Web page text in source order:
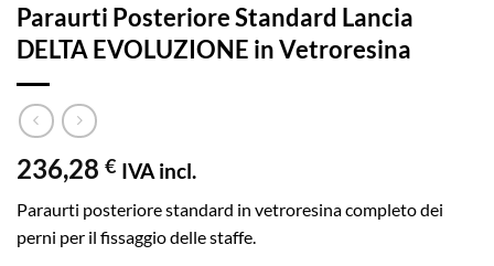
Paraurti Posteriore Standard Lancia
DELTA EVOLUZIONE in Vetroresina
236,28 € IVA incl.
Paraurti posteriore standard in vetroresina completo dei
perni per il fissaggio delle staffe.